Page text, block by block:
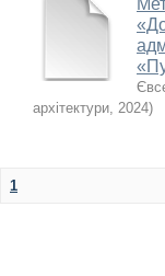
архітектури, 2024)
1